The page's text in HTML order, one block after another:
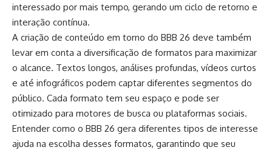
interessado por mais tempo, gerando um ciclo de retorno e
interação contínua.
A criação de conteúdo em torno do BBB 26 deve também
levar em conta a diversificação de formatos para maximizar
o alcance. Textos longos, análises profundas, vídeos curtos
e até infográficos podem captar diferentes segmentos do
público. Cada formato tem seu espaço e pode ser
otimizado para motores de busca ou plataformas sociais.
Entender como o BBB 26 gera diferentes tipos de interesse
ajuda na escolha desses formatos, garantindo que seu